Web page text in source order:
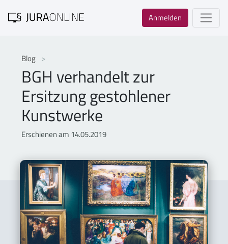
Anmelden
Blog
BGH verhandelt zur
Ersitzung gestohlener
Kunstwerke
Erschienen am 14.05.2019